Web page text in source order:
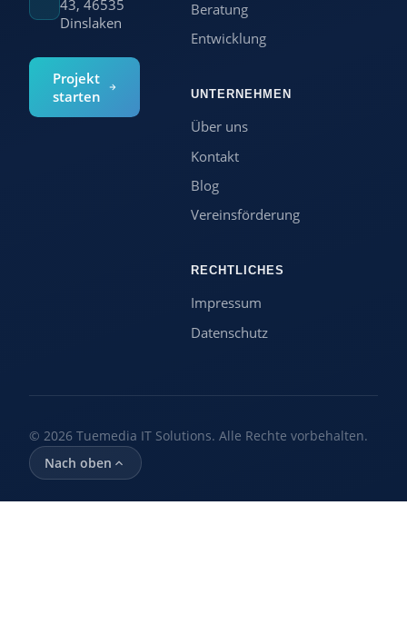
43, 46535
Dinslaken
Projekt
starten
Beratung
Entwicklung
UNTERNEHMEN
Über uns
Kontakt
Blog
Vereinsförderung
RECHTLICHES
Impressum
Datenschutz
© 2026 Tuemedia IT Solutions. Alle Rechte vorbehalten.
Nach oben